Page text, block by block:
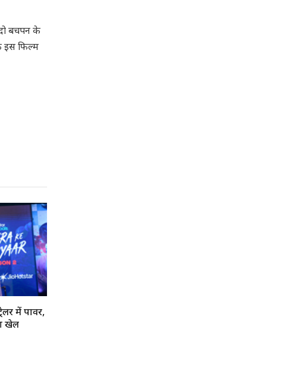
बचपन के
इस फिल्म
में पावर,
खेल